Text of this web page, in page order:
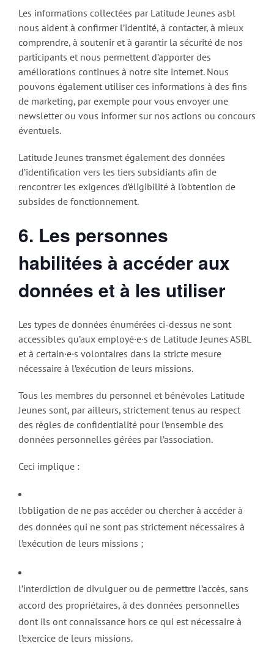
Les informations collectées par Latitude Jeunes asbl
nous aident à confirmer l’identité, à contacter, à mieux
comprendre, à soutenir et à garantir la sécurité de nos
participants et nous permettent d’apporter des
améliorations continues à notre site internet. Nous
pouvons également utiliser ces informations à des fins
de marketing, par exemple pour vous envoyer une
newsletter ou vous informer sur nos actions ou concours
éventuels.
Latitude Jeunes transmet également des données
d’identification vers les tiers subsidiants afin de
rencontrer les exigences d’éligibilité à l’obtention de
subsides de fonctionnement.
6. Les personnes
habilitées à accéder aux
données et à les utiliser
Les types de données énumérées ci-dessus ne sont
accessibles qu’aux employé·e·s de Latitude Jeunes ASBL
et à certain·e·s volontaires dans la stricte mesure
nécessaire à l’exécution de leurs missions.
Tous les membres du personnel et bénévoles Latitude
Jeunes sont, par ailleurs, strictement tenus au respect
des règles de confidentialité pour l’ensemble des
données personnelles gérées par l’association.
Ceci implique :
l’obligation de ne pas accéder ou chercher à accéder à
des données qui ne sont pas strictement nécessaires à
l’exécution de leurs missions ;
l’interdiction de divulguer ou de permettre l’accès, sans
accord des propriétaires, à des données personnelles
dont ils ont connaissance hors ce qui est nécessaire à
l’exercice de leurs missions.